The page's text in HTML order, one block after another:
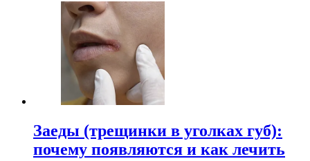
Заеды (трещинки в уголках губ):
почему появляются и как лечить